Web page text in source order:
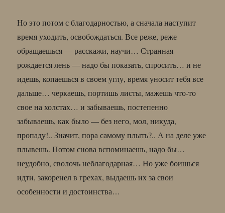
Но это потом с благодарностью, а сначала наступит
время уходить, освобождаться. Все реже, реже
обращаешься — расскажи, научи… Странная
рождается лень — надо бы показать, спросить… и не
идешь, копаешься в своем углу, время уносит тебя все
дальше… черкаешь, портишь листы, мажешь что-то
свое на холстах… и забываешь, постепенно
забываешь, как было — без него, мол, никуда,
пропаду!.. Значит, пора самому плыть?.. А на деле уже
плывешь. Потом снова вспоминаешь, надо бы…
неудобно, сволочь неблагодарная… Но уже боишься
идти, закоренел в грехах, выдаешь их за свои
особенности и достоинства…